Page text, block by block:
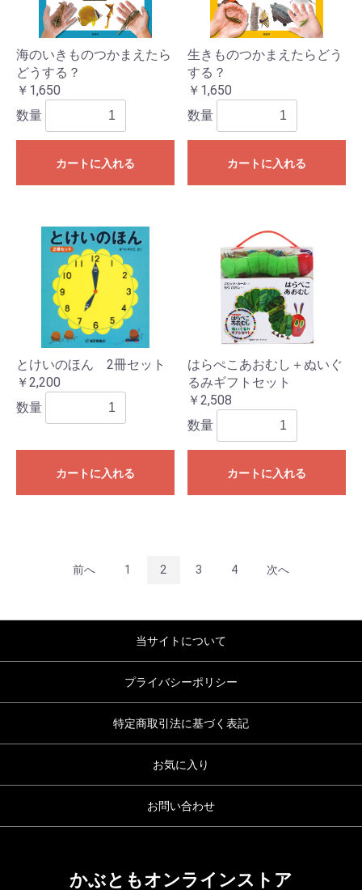
海のいきものつかまえたら
どうする？
￥1,650
数量
カートに入れる
生きものつかまえたらどう
する？
￥1,650
数量
カートに入れる
とけいのほん 2冊セット
￥2,200
数量
カートに入れる
はらぺこあおむし＋ぬいぐ
るみギフトセット
￥2,508
数量
カートに入れる
前へ 1 2 3 4 次へ
当サイトについて
プライバシーポリシー
特定商取引法に基づく表記
お気に入り
お問い合わせ
かぶともオンラインストア